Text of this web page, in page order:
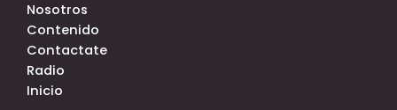
Nosotros
Contenido
Contactate
Radio
Inicio